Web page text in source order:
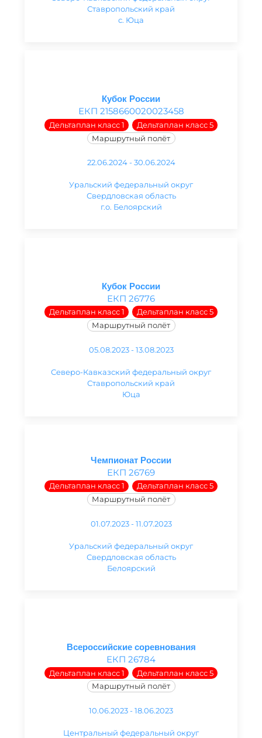
Ставропольский край
с. Юца
Кубок России
ЕКП 2158660020023458
Дельтаплан класс 1
Дельтаплан класс 5
Маршрутный полёт
22.06.2024 - 30.06.2024
Уральский федеральный округ
Свердловская область
г.о. Белоярский
Кубок России
ЕКП 26776
Дельтаплан класс 1
Дельтаплан класс 5
Маршрутный полёт
05.08.2023 - 13.08.2023
Северо-Кавказский федеральный округ
Ставропольский край
Юца
Чемпионат России
ЕКП 26769
Дельтаплан класс 1
Дельтаплан класс 5
Маршрутный полёт
01.07.2023 - 11.07.2023
Уральский федеральный округ
Свердловская область
Белоярский
Всероссийские соревнования
ЕКП 26784
Дельтаплан класс 1
Дельтаплан класс 5
Маршрутный полёт
10.06.2023 - 18.06.2023
Центральный федеральный округ